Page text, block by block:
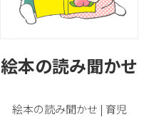
絵本の読み聞かせ
絵本の読み聞かせ | 育児